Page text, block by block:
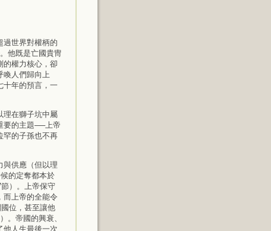
過世界對權柄的
他既是亡國貴冑
的權力核心，卻
喚人們歸向上
十年的預言，一
理在獅子坑中屬
要的主題──上帝
罕的子孫也不再
與供應（但以理
的定奪都本於
）。上帝保守
而上帝的全能令
位，甚至讓他
。帝國的興衰、
他人生最後一次